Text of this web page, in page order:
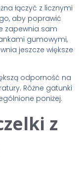
łączyć z licznymi
aby poprawić
zapewnia sam
gumowymi,
jeszcze większe
odporność na
Różne gatunki
poniżej.
z